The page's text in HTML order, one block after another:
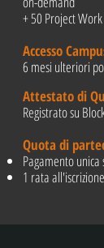
+ 50 Project Work
Accesso
6 mesi ulteriori
Attestato di
Registrato su
Quota di
Pagamento unica
1 rata